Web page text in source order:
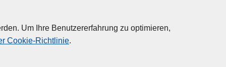
Um Ihre Benutzererfahrung zu optimieren,
Cookie-Richtlinie.